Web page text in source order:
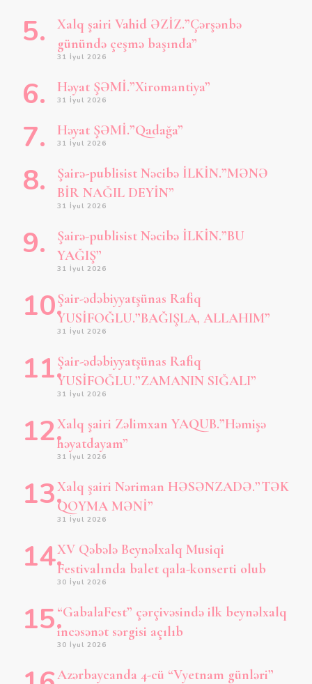
Xalq şairi Vahid ƏZİZ.”Çərşənbə
günündə çeşmə başında”
31 İyul 2026
Həyat ŞƏMİ.”Xiromantiya”
31 İyul 2026
Həyat ŞƏMİ.”Qadağa”
31 İyul 2026
Şairə-publisist Nəcibə İLKİN.”MƏNƏ
BİR NAĞIL DEYİN”
31 İyul 2026
Şairə-publisist Nəcibə İLKİN.”BU
YAĞIŞ”
31 İyul 2026
Şair-ədəbiyyatşünas Rafiq
YUSİFOĞLU.”BAĞIŞLA, ALLAHIM”
31 İyul 2026
Şair-ədəbiyyatşünas Rafiq
YUSİFOĞLU.”ZAMANIN SIĞALI”
31 İyul 2026
Xalq şairi Zəlimxan YAQUB.”Həmişə
həyatdayam”
31 İyul 2026
Xalq şairi Nəriman HƏSƏNZADƏ.”TƏK
QOYMA MƏNİ”
31 İyul 2026
XV Qəbələ Beynəlxalq Musiqi
Festivalında balet qala-konserti olub
30 İyul 2026
“GabalaFest” çərçivəsində ilk beynəlxalq
incəsənət sərgisi açılıb
30 İyul 2026
Azərbaycanda 4-cü “Vyetnam günləri”